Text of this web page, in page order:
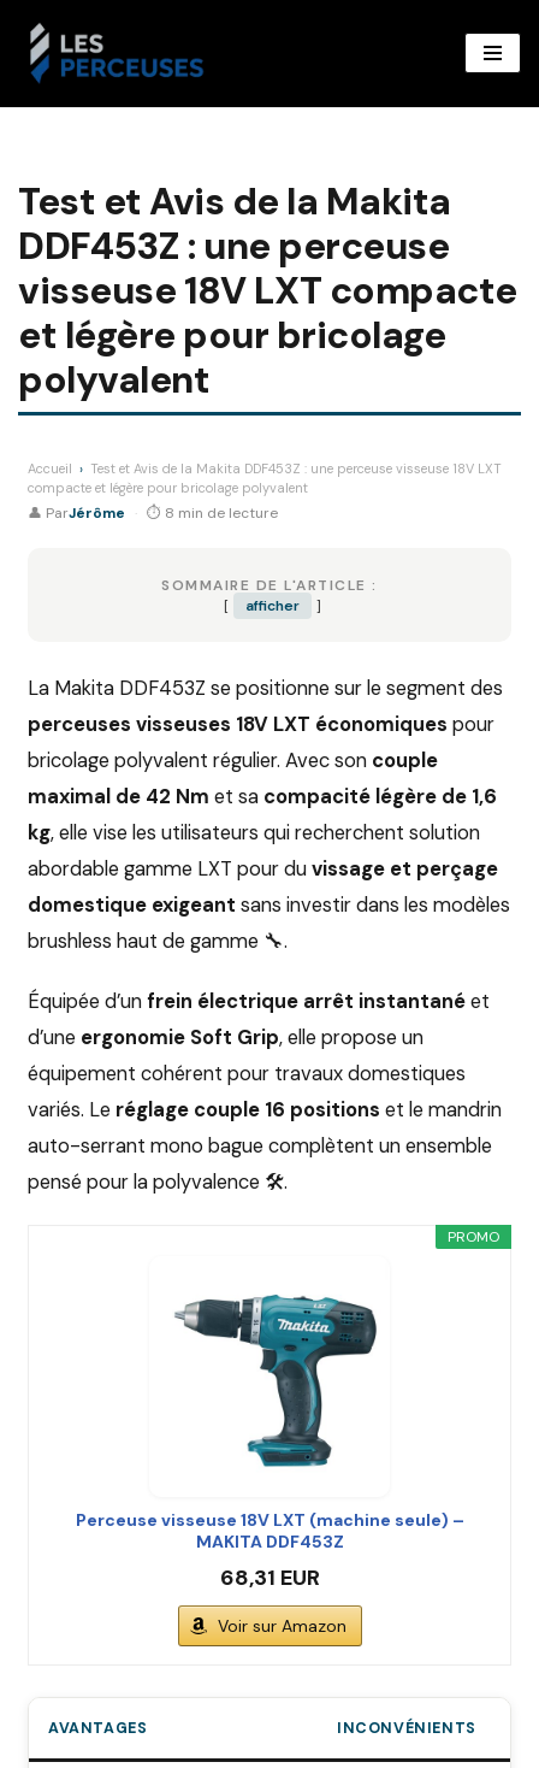
Aller
Test et Avis de la Makita
DDF453Z : une perceuse
visseuse 18V LXT compacte
et légère pour bricolage
polyvalent
Accueil › Test et Avis de la Makita DDF453Z : une perceuse visseuse 18V LXT
compacte et légère pour bricolage polyvalent
👤 ParJérôme · ⏱ 8 min de lecture
SOMMAIRE DE L'ARTICLE :
afficher
La Makita DDF453Z se positionne sur le segment des
perceuses visseuses 18V LXT économiques pour
bricolage polyvalent régulier. Avec son couple
maximal de 42 Nm et sa compacité légère de 1,6
kg, elle vise les utilisateurs qui recherchent solution
abordable gamme LXT pour duvissage et perçage
domestique exigeant sans investir dans les modèles
brushless haut de gamme 🔧.
Équipée d’unfrein électrique arrêt instantanéet
d’une ergonomie Soft Grip, elle propose un
équipement cohérent pour travaux domestiques
variés. Le réglage couple 16 positions et le mandrin
auto-serrant mono bague complètent un ensemble
pensé pour la polyvalence 🛠️.
PROMO
Perceuse visseuse 18V LXT (machine seule) –
MAKITA DDF453Z
68,31 EUR
Voir sur Amazon
AVANTAGES INCONVÉNIENTS